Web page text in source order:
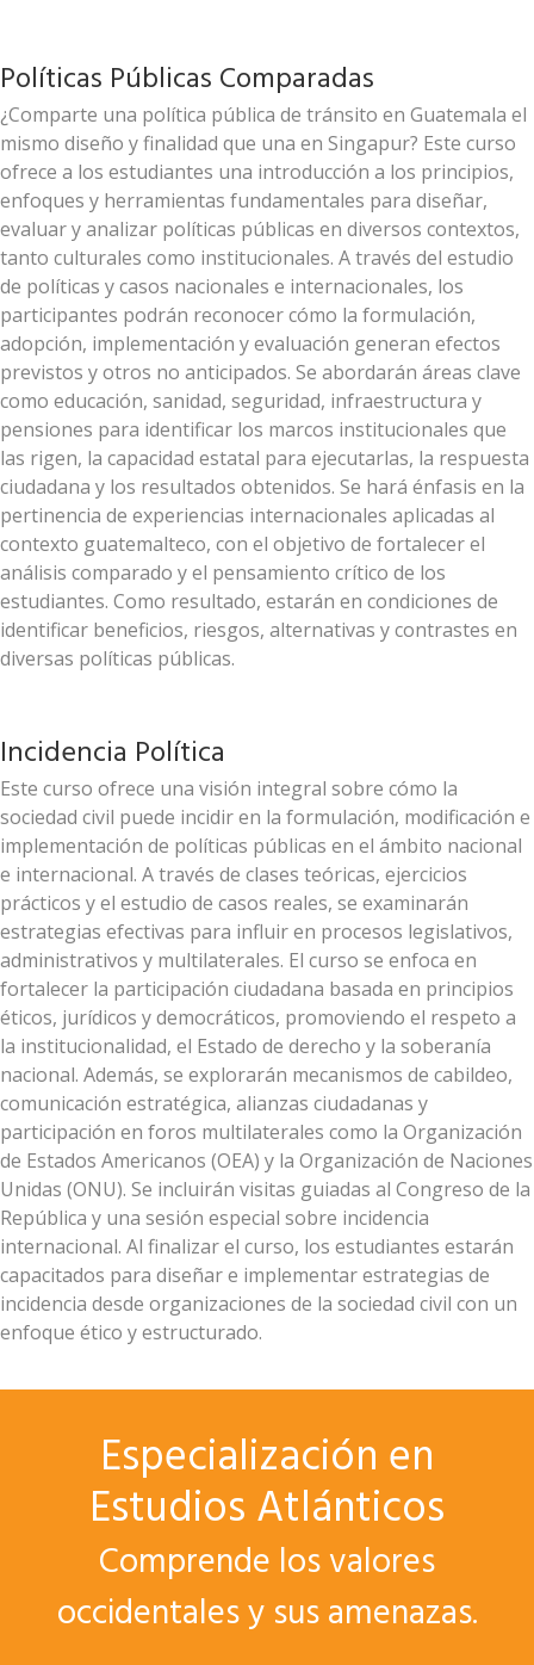
Políticas Públicas Comparadas
¿Comparte una política pública de tránsito en Guatemala el
mismo diseño y finalidad que una en Singapur? Este curso
ofrece a los estudiantes una introducción a los principios,
enfoques y herramientas fundamentales para diseñar,
evaluar y analizar políticas públicas en diversos contextos,
tanto culturales como institucionales. A través del estudio
de políticas y casos nacionales e internacionales, los
participantes podrán reconocer cómo la formulación,
adopción, implementación y evaluación generan efectos
previstos y otros no anticipados. Se abordarán áreas clave
como educación, sanidad, seguridad, infraestructura y
pensiones para identificar los marcos institucionales que
las rigen, la capacidad estatal para ejecutarlas, la respuesta
ciudadana y los resultados obtenidos. Se hará énfasis en la
pertinencia de experiencias internacionales aplicadas al
contexto guatemalteco, con el objetivo de fortalecer el
análisis comparado y el pensamiento crítico de los
estudiantes. Como resultado, estarán en condiciones de
identificar beneficios, riesgos, alternativas y contrastes en
diversas políticas públicas.
Incidencia Política
Este curso ofrece una visión integral sobre cómo la
sociedad civil puede incidir en la formulación, modificación e
implementación de políticas públicas en el ámbito nacional
e internacional. A través de clases teóricas, ejercicios
prácticos y el estudio de casos reales, se examinarán
estrategias efectivas para influir en procesos legislativos,
administrativos y multilaterales. El curso se enfoca en
fortalecer la participación ciudadana basada en principios
éticos, jurídicos y democráticos, promoviendo el respeto a
la institucionalidad, el Estado de derecho y la soberanía
nacional. Además, se explorarán mecanismos de cabildeo,
comunicación estratégica, alianzas ciudadanas y
participación en foros multilaterales como la Organización
de Estados Americanos (OEA) y la Organización de Naciones
Unidas (ONU). Se incluirán visitas guiadas al Congreso de la
República y una sesión especial sobre incidencia
internacional. Al finalizar el curso, los estudiantes estarán
capacitados para diseñar e implementar estrategias de
incidencia desde organizaciones de la sociedad civil con un
enfoque ético y estructurado.
Especialización en
Estudios Atlánticos
Comprende los valores
occidentales y sus amenazas.